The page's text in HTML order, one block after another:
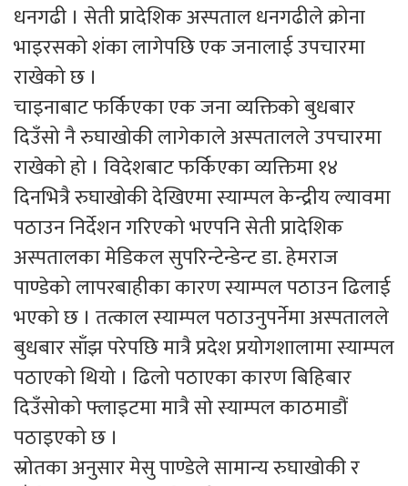
धनगढी । सेती प्रादेशिक अस्पताल धनगढीले क्रोना
भाइरसको शंका लागेपछि एक जनालाई उपचारमा
राखेको छ ।
चाइनाबाट फर्किएका एक जना व्यक्तिको बुधबार
दिउँसो नै रुघाखोकी लागेकाले अस्पतालले उपचारमा
राखेको हो । विदेशबाट फर्किएका व्यक्तिमा १४
दिनभित्रै रुघाखोकी देखिएमा स्याम्पल केन्द्रीय ल्यावमा
पठाउन निर्देशन गरिएको भएपनि सेती प्रादेशिक
अस्पतालका मेडिकल सुपरिन्टेन्डेन्ट डा. हेमराज
पाण्डेको लापरबाहीका कारण स्याम्पल पठाउन ढिलाई
भएको छ । तत्काल स्याम्पल पठाउनुपर्नेमा अस्पतालले
बुधबार साँझ परेपछि मात्रै प्रदेश प्रयोगशालामा स्याम्पल
पठाएको थियो । ढिलो पठाएका कारण बिहिबार
दिउँसोको फ्लाइटमा मात्रै सो स्याम्पल काठमाडौं
पठाइएको छ ।
स्रोतका अनुसार मेसु पाण्डेले सामान्य रुघाखोकी र